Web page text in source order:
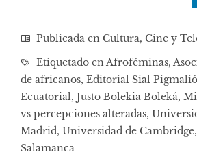
Publicada en Cultura, Cine y
Etiquetado enAfroféminas,
de africanos, Editorial Sial
Ecuatorial, Justo Bolekia Boleká,
vs percepciones alteradas,
Madrid, Universidad de Cambridge,
Salamanca